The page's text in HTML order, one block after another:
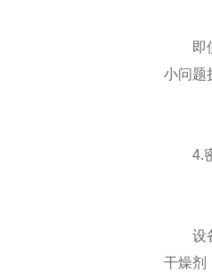
即使
小问题
4.密
设备
干燥剂